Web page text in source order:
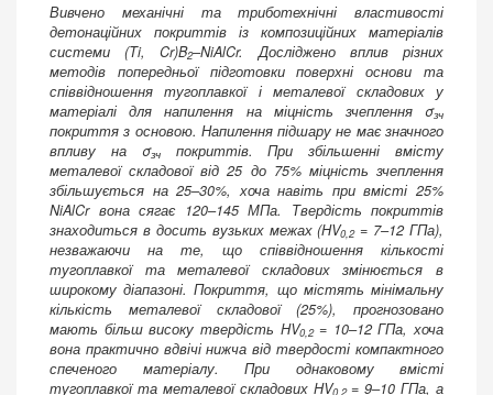
Вивчено механічні та триботехнічні властивості
детонаційних покриттів із композиційних матеріалів
системи (Ti, Cr)B2–NiAlCr. Досліджено вплив різних
методів попередньої підготовки поверхні основи та
співвідношення тугоплавкої і металевої складових у
матеріалі для напилення на міцність зчеплення σзч
покриття з основою. Напилення підшару не має значного
впливу на σзчпокриттів. При збільшенні вмісту
металевої складової від 25 до 75% міцність зчеплення
збільшується на 25–30%, хоча навіть при вмісті 25%
NiAlCr вона сягає 120–145 МПа. Твердість покриттів
знаходиться в досить вузьких межах (HV0,2= 7–12 ГПа),
незважаючи на те, що співвідношення кількості
тугоплавкої та металевої складових змінюється в
широкому діапазоні. Покриття, що містять мінімальну
кількість металевої складової (25%), прогнозовано
мають більш високу твердість HV0,2= 10–12 ГПа, хоча
вона практично вдвічі нижча від твердості компактного
спеченого матеріалу. При однаковому вмісті
тугоплавкої та металевої складових HV0,2 = 9–10 ГПа, а